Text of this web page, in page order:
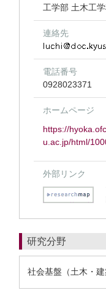
工学部 土木工
連絡先
電話番号
0928023371
ホームページ
https://
u.ac.jp/html/
外部リンク
研究分野
社会基盤（土木・